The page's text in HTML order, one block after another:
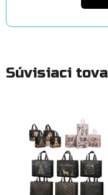
Súvisiaci